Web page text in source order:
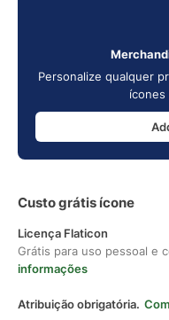
Personalize qualquer
ícones
Custo grátis ícone
Licença Flaticon
Grátis para uso pessoal e
informações
Atribuição obrigatória.